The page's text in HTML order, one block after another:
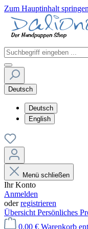
Zum Hauptinhalt springen
Deutsch
Deutsch
English
Menü schließen
Ihr Konto
Anmelden
oderregistrieren
Übersicht Persönliches
0,00 € Warenkorb